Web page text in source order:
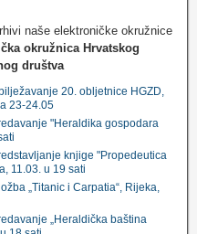
naše elektroničke okružnice
okružnica Hrvatskog
društva
20. obljetnice HGZD,
23-24.05
"Heraldika gospodara
knjige "Propedeutica
11.03. u 19 sati
„Titanic i Carpatia“, Rijeka,
„Heraldička baština